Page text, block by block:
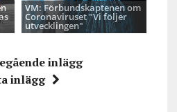
VM: Förbundskaptenen om
Coronaviruset "Vi följer
utvecklingen"
inlägg
inlägg